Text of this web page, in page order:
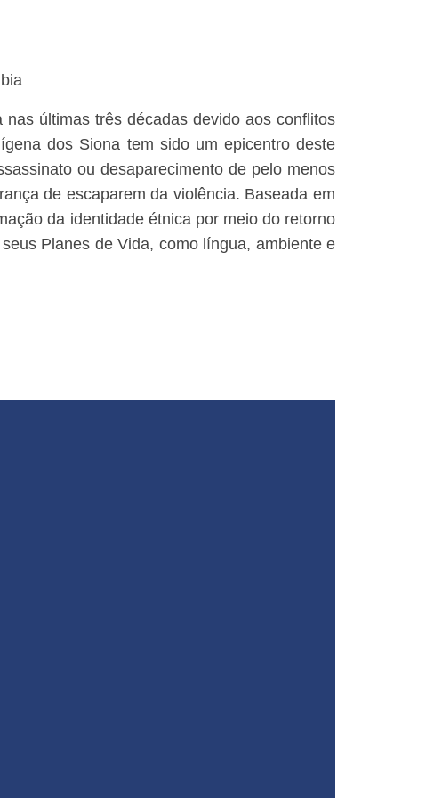
últimas três décadas devido aos conflitos
dos Siona tem sido um epicentro deste
ou desaparecimento de pelo menos
de escaparem da violência. Baseada em
da identidade étnica por meio do retorno
Planes de Vida, como língua, ambiente e